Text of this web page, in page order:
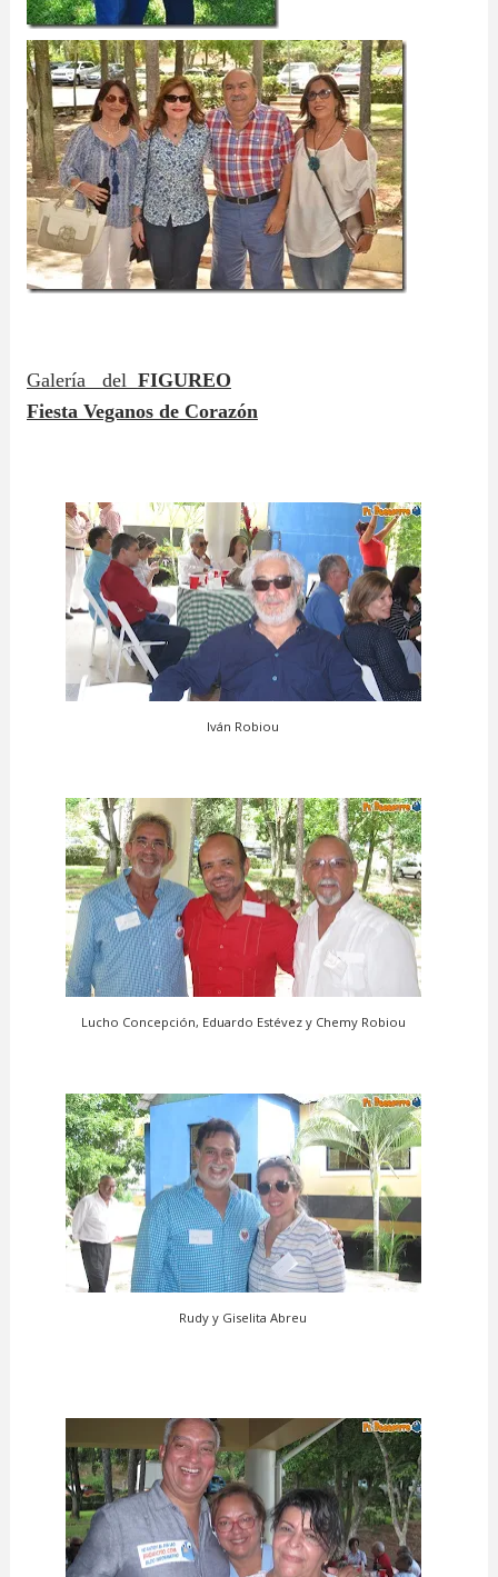
Galería del FIGUREO
Fiesta Veganos de Corazón
Iván Robiou
Lucho Concepción, Eduardo Estévez y Chemy Robiou
Rudy y Giselita Abreu